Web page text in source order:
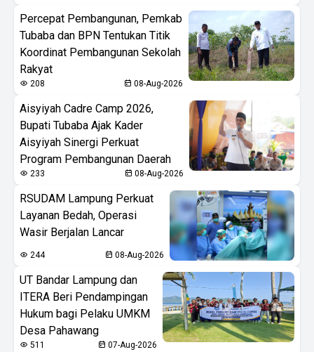
Percepat Pembangunan, Pemkab
Tubaba dan BPN Tentukan Titik
Koordinat Pembangunan Sekolah
Rakyat
208 08-Aug-2026
Aisyiyah Cadre Camp 2026,
Bupati Tubaba Ajak Kader
Aisyiyah Sinergi Perkuat
Program Pembangunan Daerah
233 08-Aug-2026
RSUDAM Lampung Perkuat
Layanan Bedah, Operasi
Wasir Berjalan Lancar
244 08-Aug-2026
UT Bandar Lampung dan
ITERA Beri Pendampingan
Hukum bagi Pelaku UMKM
Desa Pahawang
511 07-Aug-2026